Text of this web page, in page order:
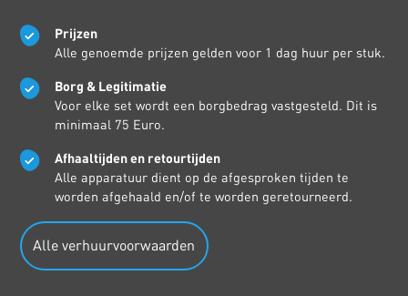
Prijzen
Alle genoemde prijzen gelden voor 1 dag huur per stuk.
Borg & Legitimatie
Voor elke set wordt een borgbedrag vastgesteld. Dit is
minimaal 75 Euro.
Afhaaltijden en retourtijden
Alle apparatuur dient op de afgesproken tijden te
worden afgehaald en/of te worden geretourneerd.
Alle verhuurvoorwaarden